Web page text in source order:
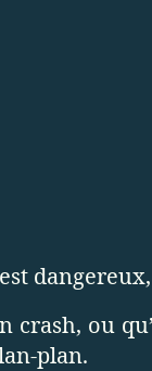
crash, ou
plan.